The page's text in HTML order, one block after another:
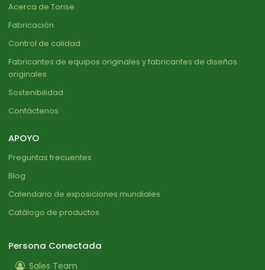
Acerca de Torise
Fabricación
Control de calidad
Fabricantes de equipos originales y fabricantes de diseños
originales
Sostenibilidad
Contáctenos
APOYO
Preguntas frecuentes
Blog
Calendario de exposiciones mundiales
Catálogo de productos
Persona Conectada
Sales Team